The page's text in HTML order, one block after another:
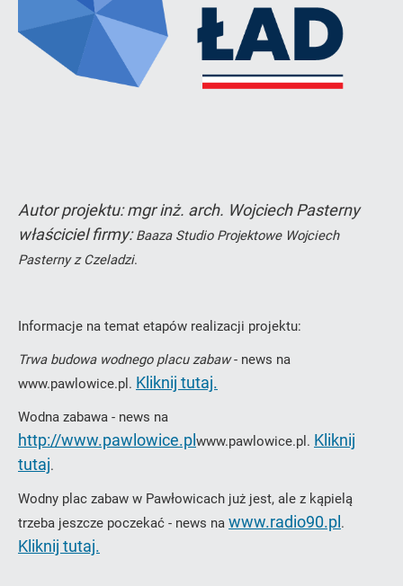
Autor projektu: mgr inż. arch. Wojciech Pasterny
właściciel firmy:Baaza Studio Projektowe Wojciech
Pasterny z Czeladzi.
Informacje na temat etapów realizacji projektu:
Trwa budowa wodnego placu zabaw- news na
www.pawlowice.pl. Kliknij tutaj.
Wodna zabawa - news na
http://www.pawlowice.pl www.pawlowice.pl. Kliknij
tutaj.
Wodny plac zabaw w Pawłowicach już jest, ale z kąpielą
trzeba jeszcze poczekać - news na www.radio90.pl .
Kliknij tutaj.